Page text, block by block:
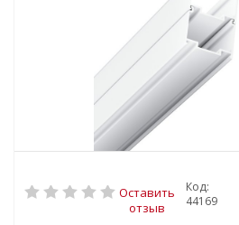
Оставить
отзыв
Код:
44169